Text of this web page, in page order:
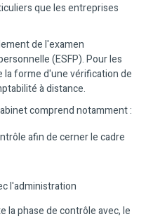
que les entreprises
de l'examen
(ESFP). Pour les
forme d'une vérification de
à distance.
comprend notamment :
afin de cerner le cadre
l'administration
la phase de contrôle avec, le